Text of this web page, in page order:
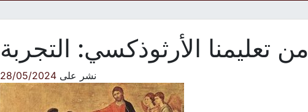
من تعليمنا الأرثوذكسي: التجربة
نشر على 28/05/2024